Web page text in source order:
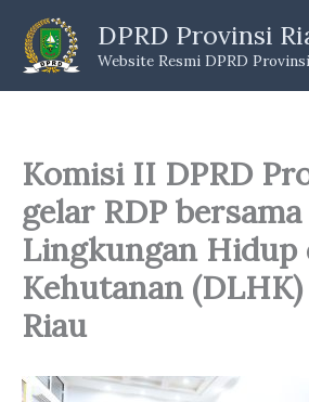
content
DPRD Provinsi
Website Resmi DPRD
Komisi II DPRD
gelar RDP
Lingkungan Hidup
Kehutanan
Riau